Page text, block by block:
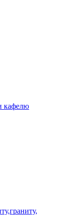
кафелю